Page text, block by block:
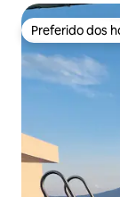
Preferido dos
Preferido dos